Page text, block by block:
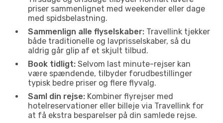
priser sammenlignet med weekender eller dage
med spidsbelastning.
Sammenlign alle flyselskaber: Travellink tjekker
både traditionelle og lavprisselskaber, så du
aldrig går glip af et skjult tilbud.
Book tidligt: Selvom last minute-rejser kan
være spændende, tilbyder forudbestillinger
typisk bedre priser og flere flyvalg.
Saml din rejse: Kombiner flyrejser med
hotelreservationer eller billeje via Travellink for
at få ekstra besparelser på din samlede rejse.